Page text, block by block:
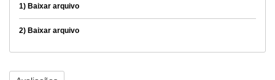
1) Baixar arquivo
2) Baixar arquivo